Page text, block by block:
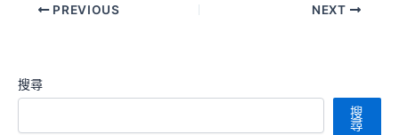
PREVIOUS NEXT
搜尋
搜
尋